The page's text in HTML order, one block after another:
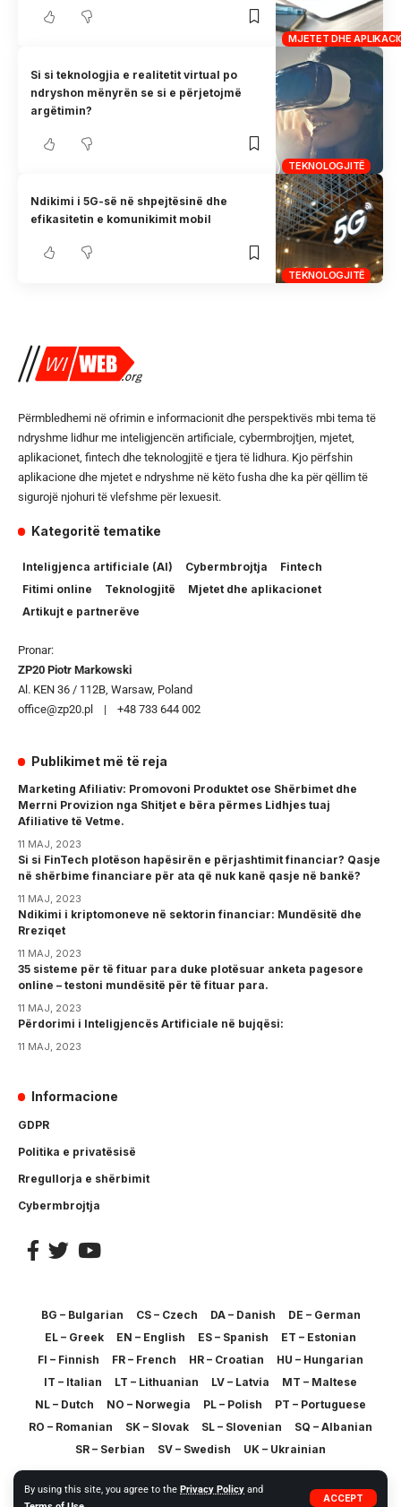
By using this site, you agree to the Privacy Policy and
ACCEPT
MJETET DHE
TEKNOLOGJITË
Si si teknologjia e realitetit virtual po
ndryshon mënyrën se si e përjetojmë
argëtimin?
TEKNOLOGJITË
Ndikimi i 5G-së në shpejtësinë dhe
efikasitetin e komunikimit mobil
Përmbledhemi në ofrimin e informacionit dhe perspektivës mbi tema të
ndryshme lidhur me inteligjencën artificiale, cybermbrojtjen, mjetet,
aplikacionet, fintech dhe teknologjitë e tjera të lidhura. Kjo përfshin
aplikacione dhe mjetet e ndryshme në këto fusha dhe ka për qëllim të
sigurojë njohuri të vlefshme për lexuesit.
Kategoritë tematike
Inteligjenca artificiale (AI) Cybermbrojtja
Fintech
Fitimi online
Teknologjitë
Mjetet dhe aplikacionet
Artikujt e partnerëve
Pronar:
ZP20 Piotr Markowski
Al. KEN 36 / 112B, Warsaw, Poland
office@zp20.pl | +48 733 644 002
Publikimet më të reja
Marketing Afiliativ: Promovoni Produktet ose Shërbimet dhe
Merrni Provizion nga Shitjet e bëra përmes Lidhjes tuaj
Afiliative të Vetme.
11 MAJ, 2023
Si si FinTech plotëson hapësirën e përjashtimit financiar? Qasje
në shërbime financiare për ata që nuk kanë qasje në bankë?
11 MAJ, 2023
Ndikimi i kriptomoneve në sektorin financiar: Mundësitë dhe
Rreziqet
11 MAJ, 2023
35 sisteme për të fituar para duke plotësuar anketa pagesore
online – testoni mundësitë për të fituar para.
11 MAJ, 2023
Përdorimi i Inteligjencës Artificiale në bujqësi:
11 MAJ, 2023
Informacione
GDPR
Politika e privatësisë
Rregullorja e shërbimit
Cybermbrojtja
BG – Bulgarian CS – Czech DA – Danish
DE – German
EL – Greek
EN – English ES – Spanish
ET – Estonian
FI – Finnish
FR – French HR – Croatian
HU – Hungarian
IT – Italian
LT – Lithuanian LV – Latvia
MT – Maltese
NL – Dutch
NO – Norwegia PL – Polish
PT – Portuguese
RO – Romanian
SK – Slovak SL – Slovenian
SQ – Albanian
SR – Serbian
SV – Swedish UK – Ukrainian